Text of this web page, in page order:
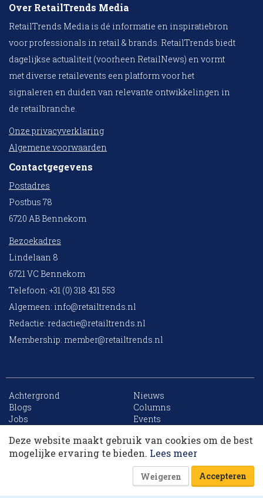
Over RetailTrends Media
RetailTrends Media is dé informatie en inspiratiebron
voor professionals in retail & brands. RetailTrends biedt
dagelijkse actualiteit (voorheen RetailNews) en vormt
met diverse retailevents een platform voor het
signaleren en duiden van relevante ontwikkelingen in
de retailbranche.
Onze privacyverklaring
Algemene voorwaarden
Contactgegevens
Postadres
Postbus 78
6720 AB Bennekom
Bezoekadres
Lindelaan 8
6721 VC Bennekom
Telefoon: +31 (0) 318 431 553
Algemeen: info@retailtrends.nl
Redactie: redactie@retailtrends.nl
Membership: member@retailtrends.nl
Achtergrond
Nieuws
Blogs
Columns
Jobs
Events
Archief
Sitemap
Website is powered by
Deze website maakt gebruik van cookies om de best
mogelijke ervaring te bieden. Lees meer
Weigeren Accepteren
10 collega’s
Korting op events